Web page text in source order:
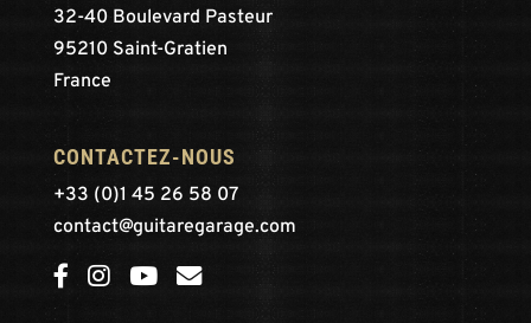
32-40 Boulevard Pasteur
95210 Saint-Gratien
France
CONTACTEZ-NOUS
+33 (0)1 45 26 58 07
contact@guitaregarage.com